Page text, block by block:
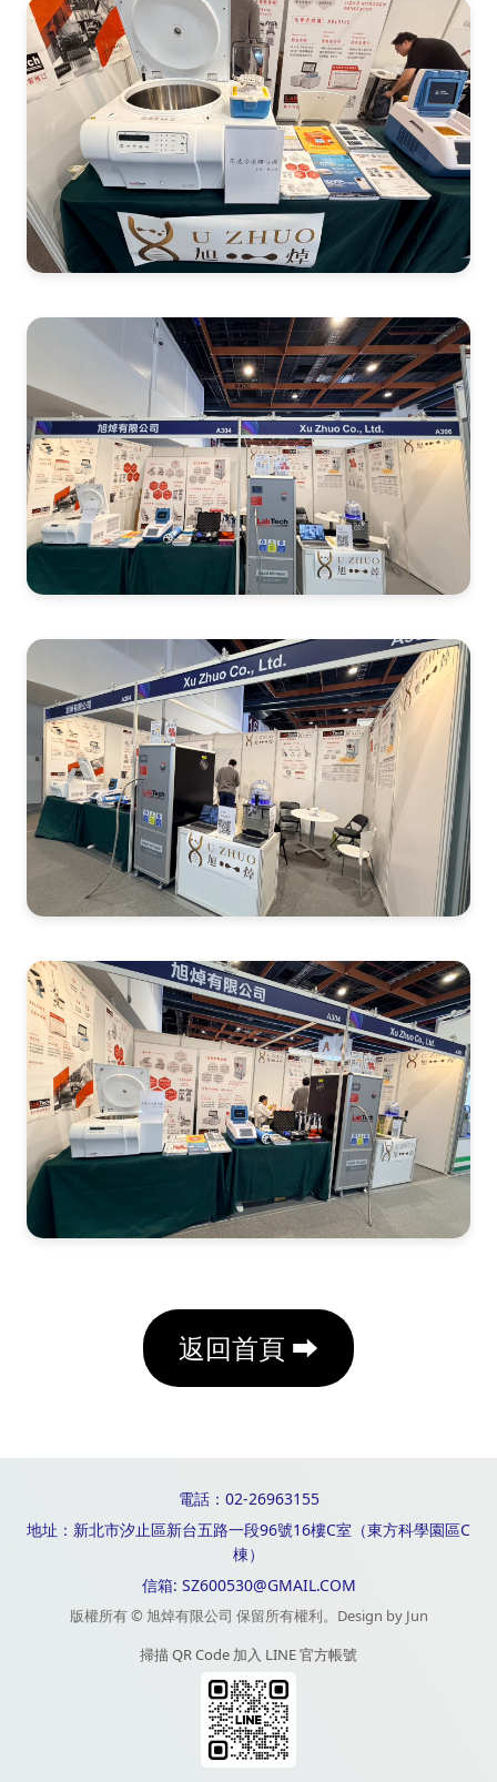
返回首頁 ⮕
電話：02-26963155
地址：新北市汐止區新台五路一段96號16樓C室（東方科學園區C
棟）
信箱: SZ600530@GMAIL.COM
版權所有 © 旭焯有限公司 保留所有權利。Design by Jun
掃描 QR Code 加入 LINE 官方帳號